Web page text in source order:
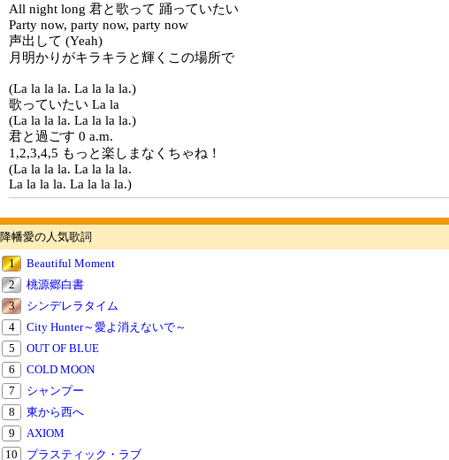
All night long 君と歌って 踊っていたい
Party now, party now, party now
声出して (Yeah)
月明かりがキラキラと輝くこの場所で
(La la la la. La la la la.)
歌っていたい La la
(La la la la. La la la la.)
君と過ごす 0 a.m.
1,2,3,4,5 もっと楽しまなくちゃね！
(La la la la. La la la la.
La la la la. La la la la.)
降幡愛の人気歌詞
1
Beautiful Moment
2
桃源郷白書
3
シンデレラタイム
4
City Hunter～愛よ消えないで～
5
OUT OF BLUE
6
COLD MOON
7
シャンプー
8
東から西へ
9
AXIOM
10
プラスティック・ラブ